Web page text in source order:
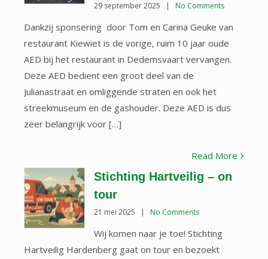
29 september 2025 | No Comments
Dankzij sponsering door Tom en Carina Geuke van
restaurant Kiewiet is de vorige, ruim 10 jaar oude
AED bij het restaurant in Dedemsvaart vervangen.
Deze AED bedient een groot deel van de
Julianastraat en omliggende straten en ook het
streekmuseum en de gashouder. Deze AED is dus
zeer belangrijk voor […]
Read More
Stichting Hartveilig – on
tour
21 mei 2025 | No Comments
Wij komen naar je toe! Stichting
Hartveilig Hardenberg gaat on tour en bezoekt